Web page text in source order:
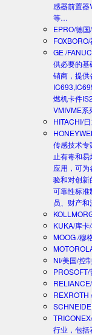
感器前置
等…
EPRO/德
GE /
供必要的基
销商，提供
燃机卡件
VMIVME系
HITACHI/
传感技术专
止有毒和
应用，可
验和对创新
可靠性标准
员、财产和
KUKA/库
MOOG /穆
NI/美国/控
REXROTH
行业，包括